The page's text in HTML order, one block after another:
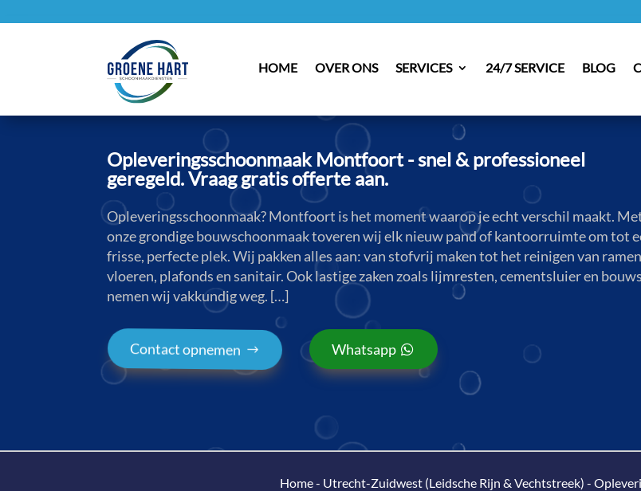
HOME OVER ONS SERVICES 24/7 SERVICE BLOG
Opleveringsschoonmaak Montfoort - snel & professioneel
geregeld. Vraag gratis offerte aan.
Opleveringsschoonmaak? Montfoort is het moment waarop je echt verschil maakt.
onze grondige bouwschoonmaak toveren wij elk nieuw pand of kantoorruimte om tot
frisse, perfecte plek. Wij pakken alles aan: van stofvrij maken tot het reinigen van
vloeren, plafonds en sanitair. Ook lastige zaken zoals lijmresten, cementsluier en
nemen wij vakkundig weg. […]
Contact opnemen Whatsapp
Home- Utrecht-Zuidwest (Leidsche Rijn & Vechtstreek) -